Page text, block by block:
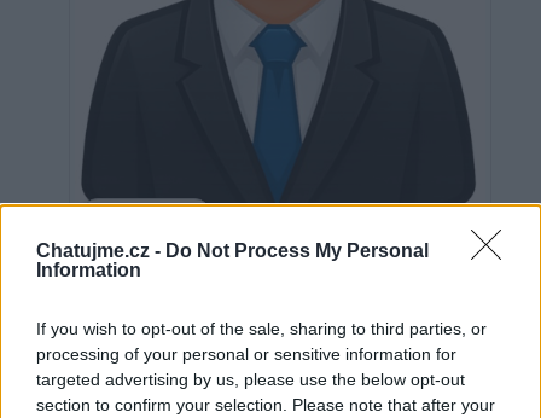
Chatujme.cz - Do Not Process My Personal
Information
If you wish to opt-out of the sale, sharing to third parties, or
processing of your personal or sensitive information for
targeted advertising by us, please use the below opt-out
section to confirm your selection. Please note that after your